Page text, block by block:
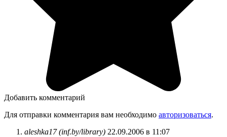
Добавить комментарий
Для отправки комментария вам необходимо авторизоваться.
aleshka17 (inf.by/library) 22.09.2006 в 11:07